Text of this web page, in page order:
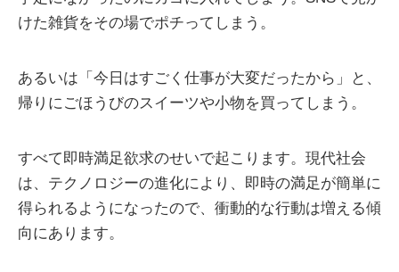
けた雑貨をその場でポチってしまう。
あるいは「今日はすごく仕事が大変だったから」と、
帰りにごほうびのスイーツや小物を買ってしまう。
すべて即時満足欲求のせいで起こります。現代社会
は、テクノロジーの進化により、即時の満足が簡単に
得られるようになったので、衝動的な行動は増える傾
向にあります。